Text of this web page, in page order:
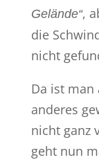
Gelände“,
die
nicht
Da ist man
anderes
nicht ganz
geht nun